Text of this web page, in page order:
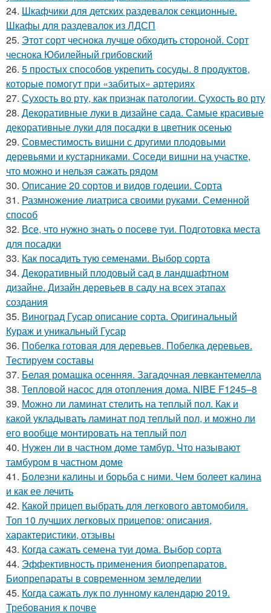
24. Шкафчики для детских раздевалок секционные.
Шкафы для раздевалок из ЛДСП
25. Этот сорт чеснока лучше обходить стороной. Сорт
чеснока Юбилейный грибовский
26. 5 простых способов укрепить сосуды. 8 продуктов,
которые помогут при «забитых» артериях
27. Сухость во рту, как признак патологии. Сухость во рту
28. Декоративные луки в дизайне сада. Самые красивые
декоративные луки для посадки в цветник осенью
29. Совместимость вишни с другими плодовыми
деревьями и кустарниками. Соседи вишни на участке,
что можно и нельзя сажать рядом
30. Описание 20 сортов и видов годеции. Сорта
31. Размножение лиатриса своими руками. Семенной
способ
32. Все, что нужно знать о посеве туи. Подготовка места
для посадки
33. Как посадить тую семенами. Выбор сорта
34. Декоративный плодовый сад в ландшафтном
дизайне. Дизайн деревьев в саду на всех этапах
создания
35. Виноград Гусар описание сорта. Оригинальный
Кураж и уникальный Гусар
36. Побелка готовая для деревьев. Побелка деревьев.
Тестируем составы
37. Белая ромашка осенняя. Загадочная левкантемелла
38. Тепловой насос для отопления дома. NIBE F1245–8
39. Можно ли ламинат стелить на теплый пол. Как и
какой укладывать ламинат под теплый пол, и можно ли
его вообще монтировать на теплый пол
40. Нужен ли в частном доме тамбур. Что называют
тамбуром в частном доме
41. Болезни калины и борьба с ними. Чем болеет калина
и как ее лечить
42. Какой прицеп выбрать для легкового автомобиля.
Топ 10 лучших легковых прицепов: описания,
характеристики, отзывы
43. Когда сажать семена туи дома. Выбор сорта
44. Эффективность применения биопрепаратов.
Биопрепараты в современном земледелии
45. Когда сажать лук по лунному календарю 2019.
Требования к почве